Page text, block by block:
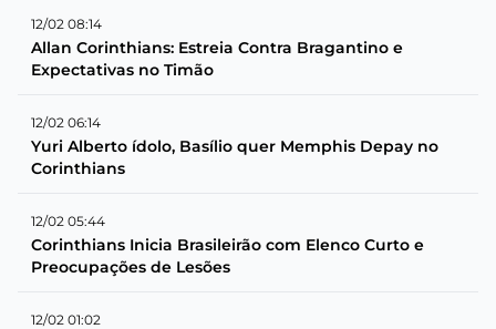
12/02 08:14
Allan Corinthians: Estreia Contra Bragantino e
Expectativas no Timão
12/02 06:14
Yuri Alberto ídolo, Basílio quer Memphis Depay no
Corinthians
12/02 05:44
Corinthians Inicia Brasileirão com Elenco Curto e
Preocupações de Lesões
12/02 01:02